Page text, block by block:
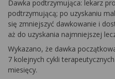
Dawka podtrzymująca: lekarz
podtrzymującą; po uzyskaniu
się zmniejszyć dawkowanie i
aż do uzyskania najmniejszej
Wykazano, że dawka
7 kolejnych cykli
miesięcy.